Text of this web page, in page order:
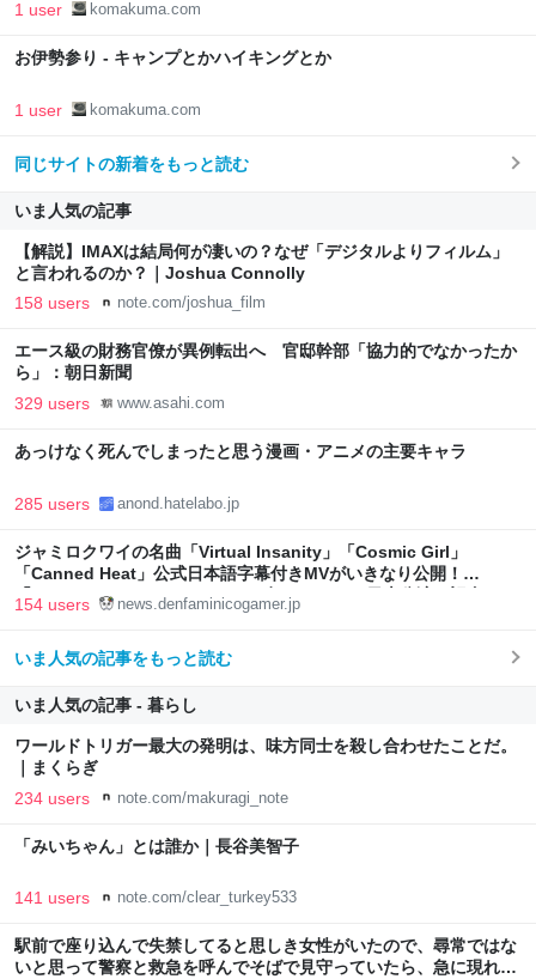
1 user komakuma.com
お伊勢参り - キャンプとかハイキングとか
1 user komakuma.com
同じサイトの新着をもっと読む
いま人気の記事
【解説】IMAXは結局何が凄いの？なぜ「デジタルよりフィルム」
と言われるのか？｜Joshua Connolly
158 users note.com/joshua_film
エース級の財務官僚が異例転出へ 官邸幹部「協力的でなかったか
ら」：朝日新聞
329 users www.asahi.com
あっけなく死んでしまったと思う漫画・アニメの主要キャラ
285 users anond.hatelabo.jp
ジャミロクワイの名曲「Virtual Insanity」「Cosmic Girl」
「Canned Heat」公式日本語字幕付きMVがいきなり公開！
「SUMMER SONIC 2026」での9年ぶりとなる日本公演を記念して
154 users news.denfaminicogamer.jp
いま人気の記事をもっと読む
いま人気の記事 - 暮らし
ワールドトリガー最大の発明は、味方同士を殺し合わせたことだ。
｜まくらぎ
234 users note.com/makuragi_note
「みいちゃん」とは誰か｜長谷美智子
141 users note.com/clear_turkey533
駅前で座り込んで失禁してると思しき女性がいたので、尋常ではな
いと思って警察と救急を呼んでそばで見守っていたら、急に現れた